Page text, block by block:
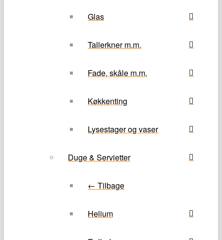
Glas
Tallerkner m.m.
Fade, skåle m.m.
Køkkenting
Lysestager og vaser
Duge & Servietter
← Tilbage
Helium